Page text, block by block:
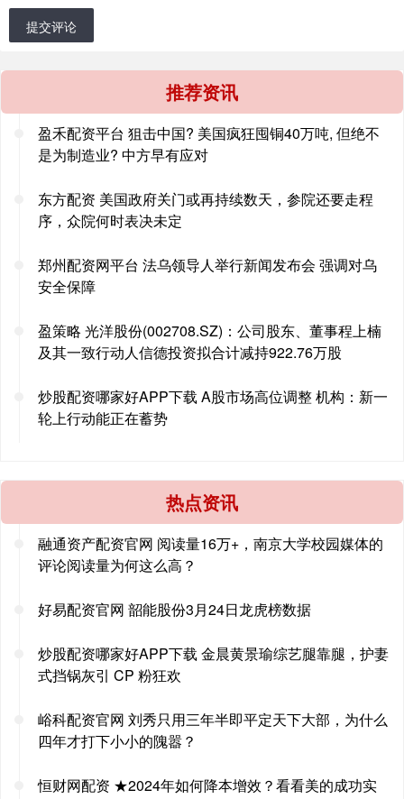
提交评论
推荐资讯
盈禾配资平台 狙击中国? 美国疯狂囤铜40万吨, 但绝不
是为制造业? 中方早有应对
东方配资 美国政府关门或再持续数天，参院还要走程
序，众院何时表决未定
郑州配资网平台 法乌领导人举行新闻发布会 强调对乌
安全保障
盈策略 光洋股份(002708.SZ)：公司股东、董事程上楠
及其一致行动人信德投资拟合计减持922.76万股
炒股配资哪家好APP下载 A股市场高位调整 机构：新一
轮上行动能正在蓄势
热点资讯
融通资产配资官网 阅读量16万+，南京大学校园媒体的
评论阅读量为何这么高？
好易配资官网 韶能股份3月24日龙虎榜数据
炒股配资哪家好APP下载 金晨黄景瑜综艺腿靠腿，护妻
式挡锅灰引 CP 粉狂欢
峪科配资官网 刘秀只用三年半即平定天下大部，为什么
四年才打下小小的隗嚣？
恒财网配资 ★2024年如何降本增效？看看美的成功实